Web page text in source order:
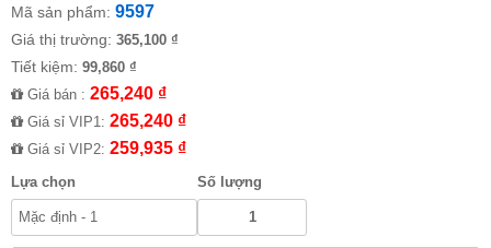
Mã sản phẩm: 9597
Giá thị trường: 365,100 ₫
Tiết kiệm: 99,860 ₫
Giá bán : 265,240 ₫
Giá sỉ VIP1: 265,240 ₫
Giá sỉ VIP2: 259,935 ₫
Lựa chọn Số lượng